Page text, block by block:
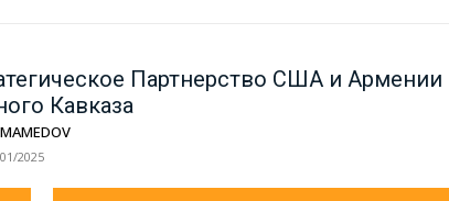
Партнерство США и Армении
Кавказа
2025